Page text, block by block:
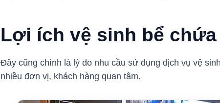
Lợi ích vệ sinh bể
Đây cũng chính là lý do nhu cầu sử dụng dịch vụ vệ
nhiều đơn vị, khách hàng quan tâm.